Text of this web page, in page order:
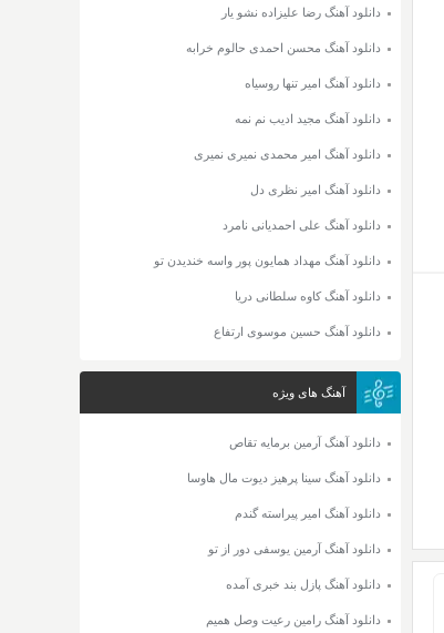
دانلود آهنگ رضا علیزاده نشو یار
دانلود آهنگ محسن احمدی حالوم خرابه
دانلود آهنگ امیر تنها روسیاه
دانلود آهنگ مجید ادیب نم نمه
دانلود آهنگ امیر محمدی نمیری نمیری
دانلود آهنگ امیر نظری دل
دانلود آهنگ علی احمدیانی نامرد
دانلود آهنگ مهداد همایون پور واسه خندیدن تو
دانلود آهنگ کاوه سلطانی دریا
دانلود آهنگ حسین موسوی ارتفاع
آهنگ های ویژه
دانلود آهنگ آرمین برمایه تقاص
دانلود آهنگ سینا پرهیز دیوت مال هاوسا
دانلود آهنگ امیر پیراسته گندم
دانلود آهنگ آرمین یوسفی دور از تو
دانلود آهنگ پازل بند خبری آمده
دانلود آهنگ رامین رعیت وصل همیم